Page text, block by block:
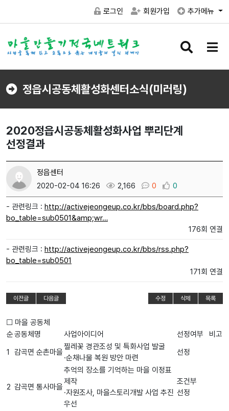
로그인 회원가입 추가메뉴
검
버
튼
메
버
정읍시공동체활성화센터소식(미러링)
2020정읍시공동체활성화사업 뿌리단계
선정결과
정읍센터
2020-02-04 16:26
2,166 0 0
- 관련링크 : http://activejeongeup.co.kr/bbs/board.php?
bo_table=sub0501&amp;wr…
176회 연결
- 관련링크 : http://activejeongeup.co.kr/bbs/rss.php?
bo_table=sub0501
171회 연결
이전글 다음글 수정 삭제 목록
☐ 마을 공동체
순공동체명 사업아이디어 선정여부
비고
1
감곡면 순촌마을
찔레꽃 경관조성 및 특화사업 발굴
·순채나물 복원 방안 마련
선정
2 감곡면 통사마을
추억의 장소를 기억하는 마을 이정표
제작
·자원조사, 마을스토리개발 사업 추진
우선
조건부
선정